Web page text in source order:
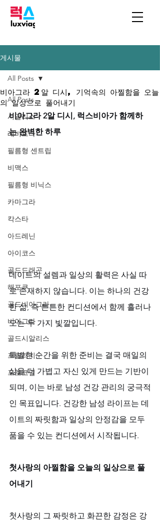
게시물
All Posts
시알리스
레비트라
필름형 센트립
비맥스
필름형 비닉스
카마그라
칵스타
아드레닌
아이코스
골드드래곤
해포쿠
골드비아그라
비아그라
골드시알리스
프릴리지
프로코밀
All Posts
비아그라 2알 디시, 기억속의 아찔함을 오늘
의 일상으로 풀어내기
비아그라 2알 디시, 럭스비아가 함께하
는 완벽한 하루
데이트의 설렘과 일상의 활력은 사실 따
로 존재하지 않습니다. 이는 하나의 건강
한 삶, 즉 튼튼한 컨디션에서 함께 흘러나
오는 두 가지 빛깔입니다.
특별한 순간을 위한 준비는 결국 매일의
삶을 더 가볍고 자신 있게 만드는 기반이
되며, 이는 바로 남성 건강 관리의 궁극적
인 목표입니다. 건강한 남성 라이프는 데
이트의 짜릿함과 일상의 안정감을 모두
품을 수 있는 컨디션에서 시작됩니다.
첫사랑의 아찔함을 오늘의 일상으로 풀
어내기
첫사랑의 그 짜릿하고 화끈한 감정은 강